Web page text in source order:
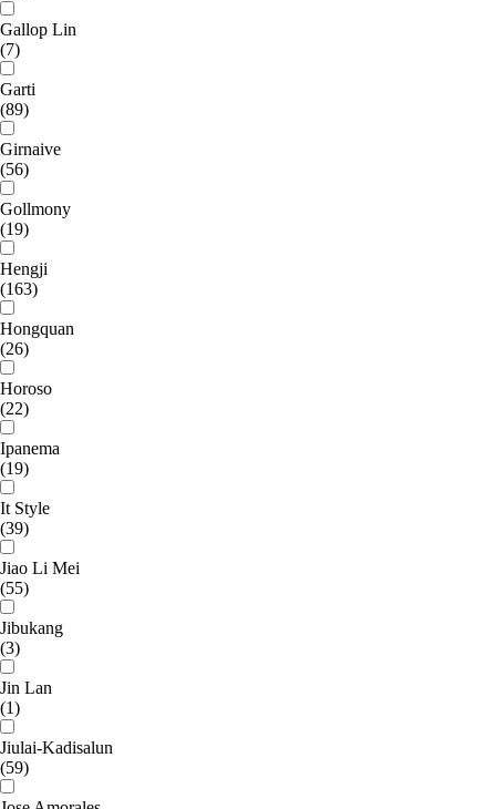
Gallop Lin
(7)
Garti
(89)
Girnaive
(56)
Gollmony
(19)
Hengji
(163)
Hongquan
(26)
Horoso
(22)
Ipanema
(19)
It Style
(39)
Jiao Li Mei
(55)
Jibukang
(3)
Jin Lan
(1)
Jiulai-Kadisalun
(59)